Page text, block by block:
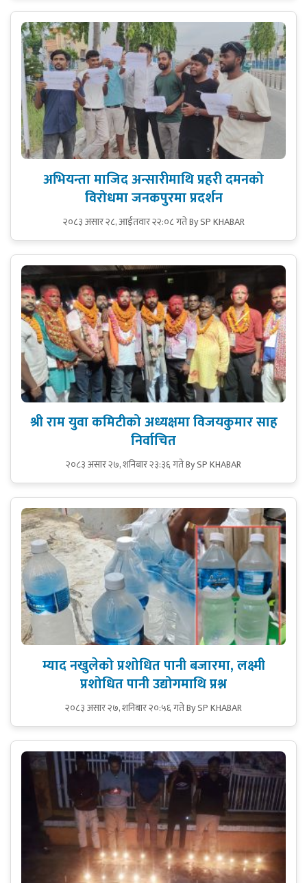
अभियन्ता माजिद अन्सारीमाथि प्रहरी दमनको
विरोधमा जनकपुरमा प्रदर्शन
२०८३ असार २८, आईतवार २२:०८ गतेBy SP KHABAR
श्री राम युवा कमिटीको अध्यक्षमा विजयकुमार साह
निर्वाचित
२०८३ असार २७, शनिबार २३:३६ गतेBy SP KHABAR
म्याद नखुलेको प्रशोधित पानी बजारमा, लक्ष्मी
प्रशोधित पानी उद्योगमाथि प्रश्न
२०८३ असार २७, शनिबार २०:५६ गतेBy SP KHABAR